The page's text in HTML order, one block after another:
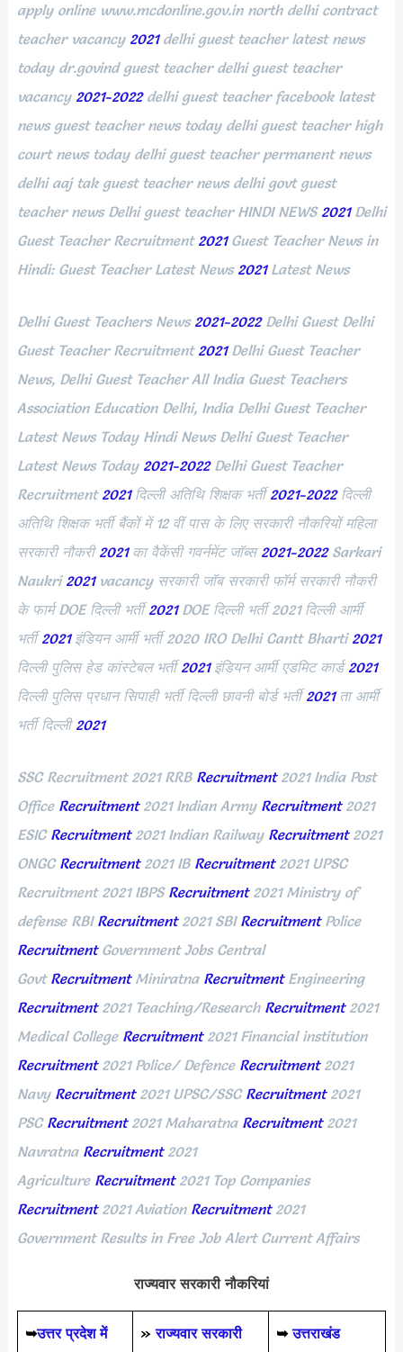
apply online www.mcdonline.gov.in north delhi contract
teacher vacancy 2021 delhi guest teacher latest news
today dr.govind guest teacher delhi guest teacher
vacancy 2021-2022delhi guest teacher facebook latest
news guest teacher news today delhi guest teacher high
court news today delhi guest teacher permanent news
delhi aaj tak guest teacher news delhi govt guest
teacher news Delhi guest teacher HINDI NEWS 2021 Delhi
Guest Teacher Recruitment 2021Guest Teacher News in
Hindi: Guest Teacher Latest News 2021 Latest News
Delhi Guest Teachers News 2021-2022Delhi Guest Delhi
Guest Teacher Recruitment 2021Delhi Guest Teacher
News, Delhi Guest Teacher All India Guest Teachers
Association Education Delhi, India Delhi Guest Teacher
Latest News Today Hindi News Delhi Guest Teacher
Latest News Today 2021-2022 Delhi Guest Teacher
Recruitment 2021दिल्ली अतिथि शिक्षक भर्ती 2021-2022दिल्ली
अतिथि शिक्षक भर्ती बैंकों में 12 वीं पास के लिए सरकारी नौकरियों महिला
सरकारी नौकरी 2021का वैकेंसी गवर्नमेंट जॉब्स 2021-2022Sarkari
Naukri 2021vacancy सरकारी जॉब सरकारी फॉर्म सरकारी नौकरी
के फार्म DOE दिल्ली भर्ती 2021DOE दिल्ली भर्ती 2021 दिल्ली आर्मी
भर्ती 2021इंडियन आर्मी भर्ती 2020 IRO Delhi Cantt Bharti 2021
दिल्ली पुलिस हेड कांस्टेबल भर्ती 2021इंडियन आर्मी एडमिट कार्ड 2021
दिल्ली पुलिस प्रधान सिपाही भर्ती दिल्ली छावनी बोर्ड भर्ती 2021 ता आर्मी
भर्ती दिल्ली 2021
SSC Recruitment 2021 RRB Recruitment2021 India Post
Office Recruitment2021 Indian Army Recruitment2021
ESIC Recruitment 2021 Indian Railway Recruitment2021
ONGC Recruitment2021 IB Recruitment2021 UPSC
Recruitment 2021 IBPS Recruitment2021 Ministry of
defense RBI Recruitment2021 SBI RecruitmentPolice
RecruitmentGovernment Jobs Central
Govt RecruitmentMiniratna RecruitmentEngineering
Recruitment2021 Teaching/Research Recruitment2021
Medical College Recruitment2021 Financial institution
Recruitment 2021 Police/ Defence Recruitment2021
Navy Recruitment 2021 UPSC/SSC Recruitment2021
PSC Recruitment2021 Maharatna Recruitment2021
Navratna Recruitment2021
Agriculture Recruitment2021 Top Companies
Recruitment2021 Aviation Recruitment2021
Government Results in Free Job Alert Current Affairs
राज्यवार सरकारी नौकरियां
➥उत्तर प्रदेश में »राज्यवार सरकारी ➥ उत्तराखंड